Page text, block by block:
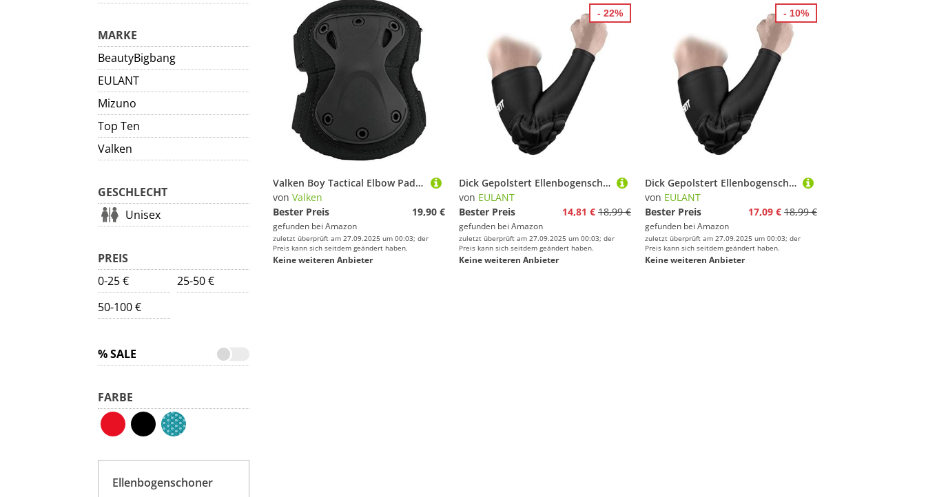
MARKE
BeautyBigbang
EULANT
Mizuno
Top Ten
Valken
GESCHLECHT
Unisex
PREIS
0-25 €
25-50 €
50-100 €
% SALE
FARBE
Ellenbogenschoner
Valken Boy Tactical Elbow Pads, Schwarz, Medium
von Valken
Bester Preis
19,90 €
gefunden bei Amazon
zuletzt überprüft am 27.09.2025 um 00:03; der
Preis kann sich seitdem geändert haben.
Keine weiteren Anbieter
Dick Gepolstert Ellenbogenschoner für Erwachsene,Torwart Ellenbogenschützer,Weich Sport Armschoner,Hohe Qualität Armschützer für Volleyball Basketball Football MTB Handball läuft Tanzen Yoga,M
von EULANT
Bester Preis
14,81 € 18,99 €
gefunden bei Amazon
zuletzt überprüft am 27.09.2025 um 00:03; der
Preis kann sich seitdem geändert haben.
Keine weiteren Anbieter
- 22%
Dick Gepolstert Ellenbogenschoner für Erwachsene,Torwart Ellenbogenschützer,Weich Sport Armschoner,Hohe Qualität Armschützer für Volleyball Basketball Football MTB Handball läuft Tanzen Yoga,S
von EULANT
Bester Preis
17,09 € 18,99 €
gefunden bei Amazon
zuletzt überprüft am 27.09.2025 um 00:03; der
Preis kann sich seitdem geändert haben.
Keine weiteren Anbieter
- 10%